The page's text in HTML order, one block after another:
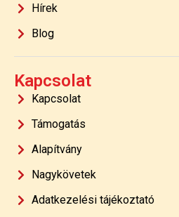
Hírek
Blog
Kapcsolat
Kapcsolat
Támogatás
Alapítvány
Nagykövetek
Adatkezelési tájékoztató